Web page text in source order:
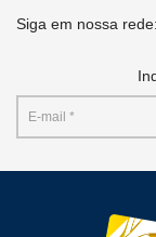
Siga em nossa rede: